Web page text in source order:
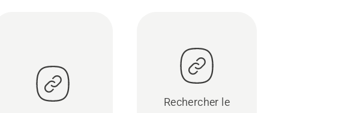
Rechercher le